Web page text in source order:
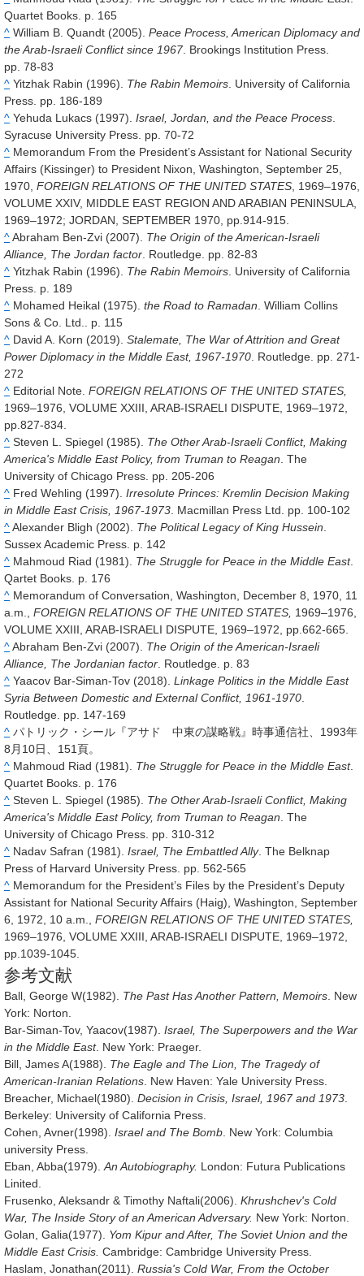
Quartet Books. p. 165
^ William B. Quandt (2005). Peace Process, American Diplomacy and
the Arab-Israeli Conflict since 1967. Brookings Institution Press.
pp. 78-83
^ Yitzhak Rabin (1996). The Rabin Memoirs . University of California
Press. pp. 186-189
^ Yehuda Lukacs (1997). Israel, Jordan, and the Peace Process
Syracuse University Press. pp. 70-72
^ Memorandum From the President’s Assistant for National Security
Affairs (Kissinger) to President Nixon, Washington, September 25,
1970, FOREIGN RELATIONS OF THE UNITED STATES , 1969–1976,
VOLUME XXIV, MIDDLE EAST REGION AND ARABIAN PENINSULA,
1969–1972; JORDAN, SEPTEMBER 1970, pp.914-915.
^Abraham Ben-Zvi (2007). The Origin of the American-Israeli
Alliance, The Jordan factor . Routledge. pp. 82-83
^ Yitzhak Rabin (1996). The Rabin Memoirs . University of California
Press. p. 189
^ Mohamed Heikal (1975). the Road to Ramadan . William Collins
Sons & Co. Ltd.. p. 115
^ David A. Korn (2019). Stalemate, The War of Attrition and Great
Power Diplomacy in the Middle East, 1967-1970 . Routledge. pp. 271-
272
^ Editorial Note. FOREIGN RELATIONS OF THE UNITED STATES,
1969–1976, VOLUME XXIII, ARAB-ISRAELI DISPUTE, 1969–1972,
pp.827-834.
^ Steven L. Spiegel (1985). The Other Arab-Israeli Conflict, Making
America's Middle East Policy, from Truman to Reagan . The
University of Chicago Press. pp. 205-206
^ Fred Wehling (1997). Irresolute Princes: Kremlin Decision Making
in Middle East Crisis, 1967-1973 . Macmillan Press Ltd. pp. 100-102
^Alexander Bligh (2002). The Political Legacy of King Hussein
Sussex Academic Press. p. 142
^ Mahmoud Riad (1981). The Struggle for Peace in the Middle East.
Qartet Books. p. 176
^ Memorandum of Conversation, Washington, December 8, 1970, 11
a.m., FOREIGN RELATIONS OF THE UNITED STATES, 1969–1976,
VOLUME XXIII, ARAB-ISRAELI DISPUTE, 1969–1972, pp.662-665.
^Abraham Ben-Zvi (2007). The Origin of the American-Israeli
Alliance, The Jordanian factor . Routledge. p. 83
^ Yaacov Bar-Siman-Tov (2018). Linkage Politics in the Middle East
Syria Between Domestic and External Conflict, 1961-1970
Routledge. pp. 147-169
^ パトリック・シール『アサド 中東の謀略戦』時事通信社、1993年
8月10日、151頁。
^ Mahmoud Riad (1981). The Struggle for Peace in the Middle East.
Quartet Books. p. 176
^ Steven L. Spiegel (1985). The Other Arab-Israeli Conflict, Making
America's Middle East Policy, from Truman to Reagan . The
University of Chicago Press. pp. 310-312
^ Nadav Safran (1981). Israel, The Embattled Ally. The Belknap
Press of Harvard University Press. pp. 562-565
^ Memorandum for the President’s Files by the President’s Deputy
Assistant for National Security Affairs (Haig), Washington, September
6, 1972, 10 a.m., FOREIGN RELATIONS OF THE UNITED STATES,
1969–1976, VOLUME XXIII, ARAB-ISRAELI DISPUTE, 1969–1972,
pp.1039-1045.
参考文献
Ball, George W(1982). The Past Has Another Pattern, Memoirs . New
York: Norton.
Bar-Siman-Tov, Yaacov(1987). Israel, The Superpowers and the War
in the Middle East. New York: Praeger.
Bill, James A(1988). The Eagle and The Lion, The Tragedy of
American-Iranian Relations . New Haven: Yale University Press.
Breacher, Michael(1980). Decision in Crisis, Israel, 1967 and 1973
Berkeley: University of California Press.
Cohen, Avner(1998). Israel and The Bomb . New York: Columbia
university Press.
Eban, Abba(1979). An Autobiography. London: Futura Publications
Linited.
Frusenko, Aleksandr & Timothy Naftali(2006). Khrushchev's Cold
War, The Inside Story of an American Adversary. New York: Norton.
Golan, Galia(1977). Yom Kipur and After, The Soviet Union and the
Middle East Crisis. Cambridge: Cambridge University Press.
Haslam, Jonathan(2011). Russia's Cold War, From the October